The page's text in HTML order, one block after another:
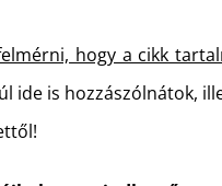
hogy a cikk
ide is hozzászólnátok,